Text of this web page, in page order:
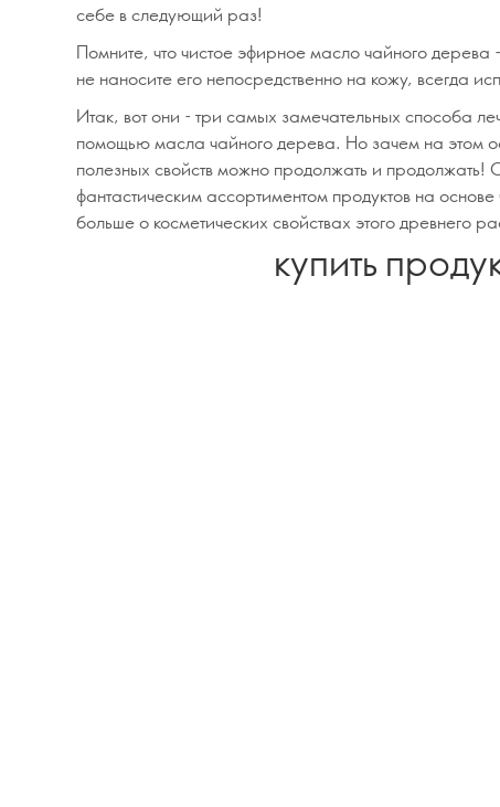
себе в следующий раз!
Помните, что чистое эфирное масло чайного дерева
не наносите его непосредственно на кожу, всегда
Итак, вот они - три самых замечательных способа
помощью масла чайного дерева. Но зачем на этом
полезных свойств можно продолжать и продолжать!
фантастическим ассортиментом продуктов на
больше о косметических свойствах этого древнего
купить